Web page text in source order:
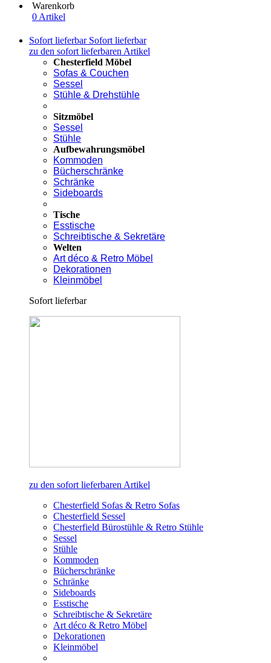
Warenkorb
0 Artikel
Sofort lieferbar Sofort lieferbar
zu den sofort lieferbaren Artikel
Chesterfield Möbel
Sofas & Couchen
Sessel
Stühle & Drehstühle
Sitzmöbel
Sessel
Stühle
Aufbewahrungsmöbel
Kommoden
Bücherschränke
Schränke
Sideboards
Tische
Esstische
Schreibtische & Sekretäre
Welten
Art déco & Retro Möbel
Dekorationen
Kleinmöbel
Sofort lieferbar
zu den sofort lieferbaren Artikel
Chesterfield Sofas & Retro Sofas
Chesterfield Sessel
Chesterfield Bürostühle & Retro Stühle
Sessel
Stühle
Kommoden
Bücherschränke
Schränke
Sideboards
Esstische
Schreibtische & Sekretäre
Art déco & Retro Möbel
Dekorationen
Kleinmöbel